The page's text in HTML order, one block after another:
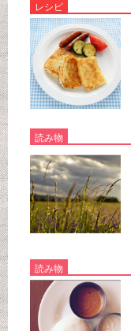
レシピ
読み物
読み物